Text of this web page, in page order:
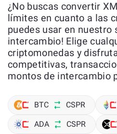
¿No buscas convertir
límites en cuanto a las
puedes usar en nuestro
intercambio! Elige
criptomonedas y
competitivas,
montos de intercambio
BTC CSPR
ADA CSPR